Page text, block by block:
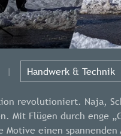
| Handwerk & Technik
revolutioniert. Naja,
Mit Flügen durch enge
einen